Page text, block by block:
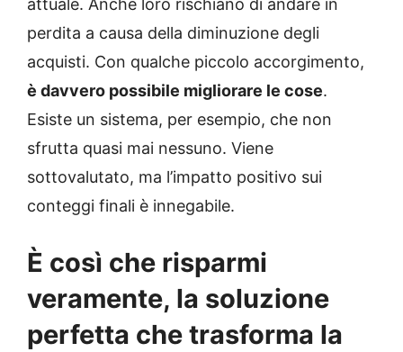
attuale. Anche loro rischiano di andare in
perdita a causa della diminuzione degli
acquisti. Con qualche piccolo accorgimento,
è davvero possibile migliorare le cose.
Esiste un sistema, per esempio, che non
sfrutta quasi mai nessuno. Viene
sottovalutato, ma l’impatto positivo sui
conteggi finali è innegabile.
È così che risparmi
veramente, la soluzione
perfetta che trasforma la